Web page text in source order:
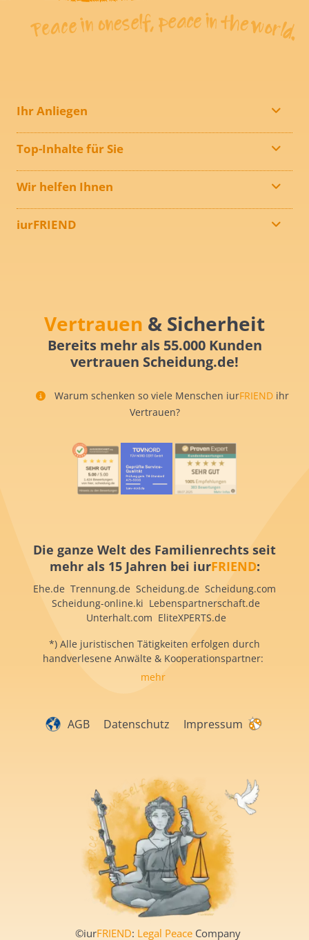
Ihr Anliegen
Top-Inhalte für Sie
Wir helfen Ihnen
iurFRIEND
Vertrauen & Sicherheit
Bereits mehr als 55.000 Kunden
vertrauen Scheidung.de!
Warum schenken so viele Menschen iurFRIEND ihr
Vertrauen?
Die ganze Welt des Familienrechts seit
mehr als 15 Jahren bei iurFRIEND:
Ehe.de Trennung.de Scheidung.de Scheidung.com
Scheidung-online.ki Lebenspartnerschaft.de
Unterhalt.com EliteXPERTS.de
*) Alle juristischen Tätigkeiten erfolgen durch
handverlesene Anwälte & Kooperationspartner:
mehr
AGB Datenschutz Impressum
©iurFRIEND: Legal Peace Company